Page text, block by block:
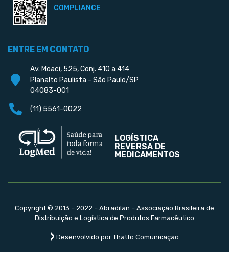
COMPLIANCE
ENTRE EM CONTATO
Av. Moaci, 525, Conj. 410 a 414
Planalto Paulista - São Paulo/SP
04083-001
(11) 5561-0022
LOGÍSTICA
REVERSA DE
MEDICAMENTOS
Copyright © 2013 – 2022 – Abradilan – Associação Brasileira de
Distribuição e Logística de Produtos Farmacêutico
Desenvolvido por Thatto Comunicação